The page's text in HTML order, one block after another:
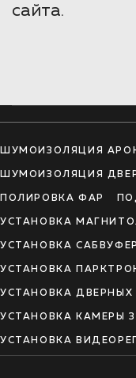
сайта.
ШУМОИЗОЛЯЦИЯ
ШУМОИЗОЛЯЦИЯ
ПОЛИРОВКА ФАР
УСТАНОВКА
УСТАНОВКА
УСТАНОВКА
УСТАНОВКА
УСТАНОВКА КАМЕРЫ
УСТАНОВКА